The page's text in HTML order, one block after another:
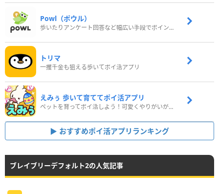
Powl（ポウル）
歩いたりアンケート回答など幅広い手段でポイントをゲット
トリマ
一攫千金も狙える歩いてポイ活アプリ
えみぅ 歩いて育ててポイ活アプリ
ペットを育ってポイ活しよう！可愛くやりがいがある新感覚アプリ
おすすめポイ活アプリランキング
ブレイブリーデフォルト2の人気記事